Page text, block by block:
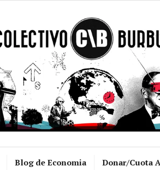
Blog de Economia Donar/Cuota